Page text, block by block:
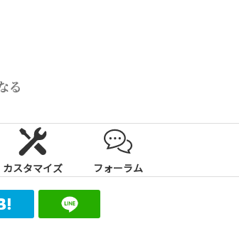
る
カスタマイズ フォーラム